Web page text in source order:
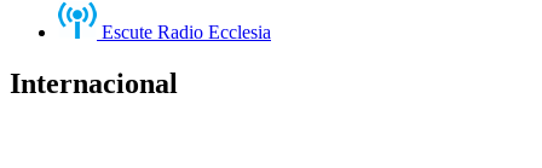
Escute Radio Ecclesia
Internacional